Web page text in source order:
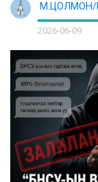
М.ЦОЛМОН/
2026-06-09